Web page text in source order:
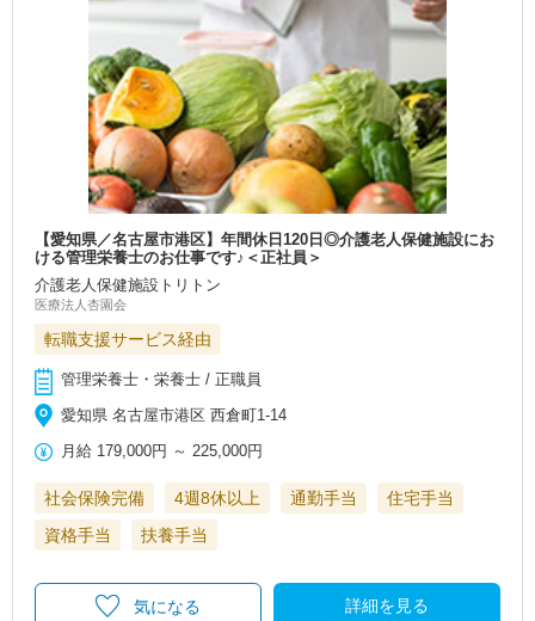
【愛知県／名古屋市港区】年間休日120日◎介護老人保健施設にお
ける管理栄養士のお仕事です♪＜正社員＞
介護老人保健施設トリトン
医療法人杏園会
転職支援サービス経由
管理栄養士・栄養士 / 正職員
愛知県 名古屋市港区 西倉町1-14
月給 179,000円 ～ 225,000円
社会保険完備 4週8休以上 通勤手当
住宅手当
資格手当
扶養手当
詳細を見る
気になる